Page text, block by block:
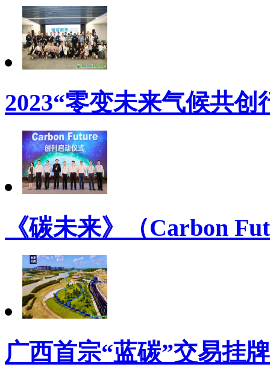
2023“零变未来气候共创
《碳未来》（Carbon
广西首宗“蓝碳”交易挂